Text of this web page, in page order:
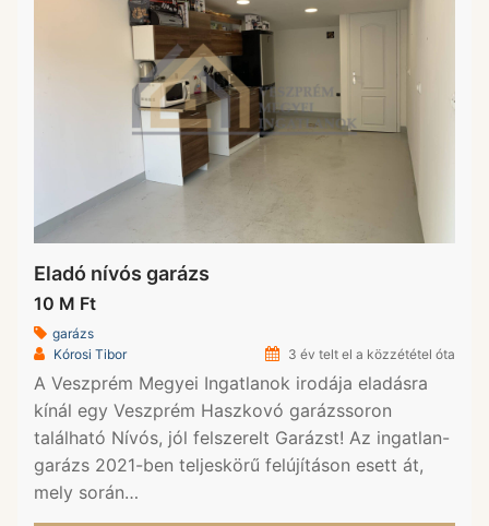
Eladó nívós garázs
10 M Ft
garázs
Kórosi Tibor
3 év telt el a közzététel óta
A Veszprém Megyei Ingatlanok irodája eladásra
kínál egy Veszprém Haszkovó garázssoron
található Nívós, jól felszerelt Garázst! Az ingatlan-
garázs 2021-ben teljeskörű felújításon esett át,
mely során…